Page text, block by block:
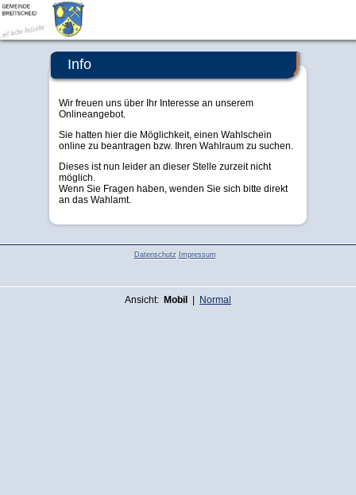
Info
Wir freuen uns über Ihr Interesse an unserem
Onlineangebot.
Sie hatten hier die Möglichkeit, einen Wahlschein
online zu beantragen bzw. Ihren Wahlraum zu suchen.
Dieses ist nun leider an dieser Stelle zurzeit nicht
möglich.
Wenn Sie Fragen haben, wenden Sie sich bitte direkt
an das Wahlamt.
Datenschutz Impressum
Ansicht: Mobil Normal